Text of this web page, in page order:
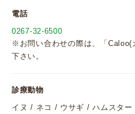
電話
0267-32-6500
※お問い合わせの際は、「Caloo(
下さい。
診療動物
イヌ / ネコ / ウサギ / ハムスタ